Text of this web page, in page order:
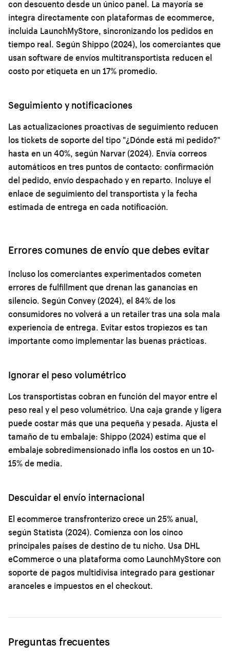
con descuento desde un único panel. La mayoría se
integra directamente con plataformas de ecommerce,
incluida LaunchMyStore, sincronizando los pedidos en
tiempo real. Según Shippo (2024), los comerciantes que
usan software de envíos multitransportista reducen el
costo por etiqueta en un 17% promedio.
Seguimiento y notificaciones
Las actualizaciones proactivas de seguimiento reducen
los tickets de soporte del tipo "¿Dónde está mi pedido?"
hasta en un 40%, según Narvar (2024). Envía correos
automáticos en tres puntos de contacto: confirmación
del pedido, envío despachado y en reparto. Incluye el
enlace de seguimiento del transportista y la fecha
estimada de entrega en cada notificación.
Errores comunes de envío que debes evitar
Incluso los comerciantes experimentados cometen
errores de fulfillment que drenan las ganancias en
silencio. Según Convey (2024), el 84% de los
consumidores no volverá a un retailer tras una sola mala
experiencia de entrega. Evitar estos tropiezos es tan
importante como implementar las buenas prácticas.
Ignorar el peso volumétrico
Los transportistas cobran en función del mayor entre el
peso real y el peso volumétrico. Una caja grande y ligera
puede costar más que una pequeña y pesada. Ajusta el
tamaño de tu embalaje: Shippo (2024) estima que el
embalaje sobredimensionado infla los costos en un 10-
15% de media.
Descuidar el envío internacional
El ecommerce transfronterizo crece un 25% anual,
según Statista (2024). Comienza con los cinco
principales países de destino de tu nicho. Usa DHL
eCommerce o una plataforma como LaunchMyStore con
soporte de pagos multidivisa integrado para gestionar
aranceles e impuestos en el checkout.
Preguntas frecuentes